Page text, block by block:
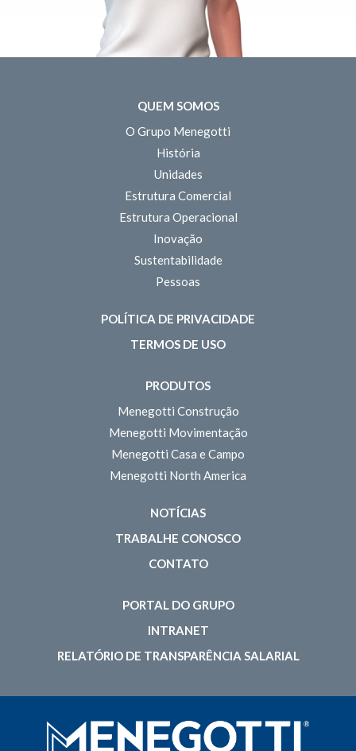
QUEM SOMOS
O Grupo Menegotti
História
Unidades
Estrutura Comercial
Estrutura Operacional
Inovação
Sustentabilidade
Pessoas
POLÍTICA DE PRIVACIDADE
TERMOS DE USO
PRODUTOS
Menegotti Construção
Menegotti Movimentação
Menegotti Casa e Campo
Menegotti North America
NOTÍCIAS
TRABALHE CONOSCO
CONTATO
PORTAL DO GRUPO
INTRANET
RELATÓRIO DE TRANSPARÊNCIA SALARIAL